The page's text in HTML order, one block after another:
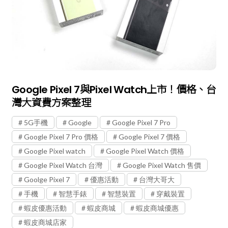
Google Pixel 7與Pixel Watch上市！價格、台
灣大資費方案整理
5G手機 Google
Google Pixel 7 Pro
Google Pixel 7 Pro 價格
Google Pixel 7 價格
Google Pixel watch
Google Pixel Watch 價格
Google Pixel Watch 台灣
Google Pixel Watch 售價
Goolge Pixel 7
優惠活動
台灣大哥大
手機
智慧手錶 智慧裝置
穿戴裝置
蝦皮優惠活動
蝦皮商城
蝦皮商城優惠
蝦皮商城店家